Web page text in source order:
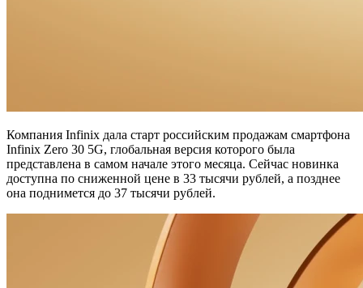
Компания Infinix дала старт российским продажам смартфона
Infinix Zero 30 5G, глобальная версия которого была
представлена в самом начале этого месяца. Сейчас новинка
доступна по сниженной цене в 33 тысячи рублей, а позднее
она поднимется до 37 тысячи рублей.